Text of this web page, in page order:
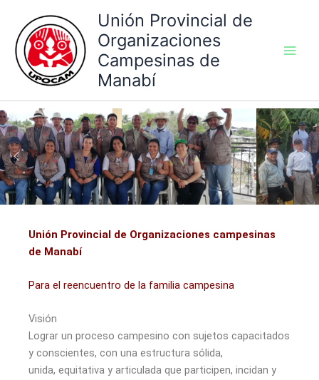
contenido
Unión Provincial de
Organizaciones
Campesinas de
Manabí
Unión Provincial de Organizaciones campesinas
de Manabí
Para el reencuentro de la familia campesina
Visión
Lograr un proceso campesino con sujetos capacitados
y conscientes, con una estructura sólida,
unida, equitativa y articulada que participen, incidan y